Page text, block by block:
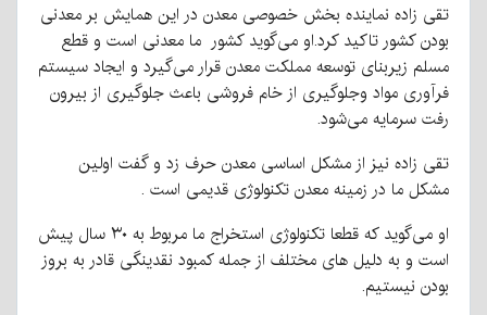
تقی زاده نماینده بخش خصوصی معدن در این همایش بر معدنی
بودن کشور تاکید کرد.او می‌گوید کشور ما معدنی است و قطع
مسلم زیربنای توسعه مملکت معدن قرار می‌گیرد و ایجاد سیستم
فرآوری مواد وجلوگیری از خام فروشی باعث جلوگیری از بیرون
رفت سرمایه می‌شود.
تقی زاده نیز از مشکل اساسی معدن حرف زد و گفت اولین
مشکل ما در زمینه معدن تکنولوژی قدیمی است .
او می‌گوید که قطعا تکنولوژی استخراج ما مربوط به ۳۰ سال پیش
است و به دلیل های مختلف از جمله کمبود نقدینگی قادر به بروز
بودن نیستیم.